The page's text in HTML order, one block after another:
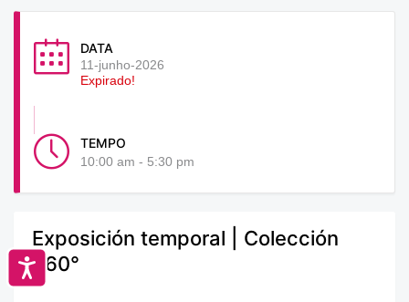
Accesibilidad
DATA
11-junho-2026
Expirado!
TEMPO
10:00 am - 5:30 pm
Exposición temporal | Colección
360°